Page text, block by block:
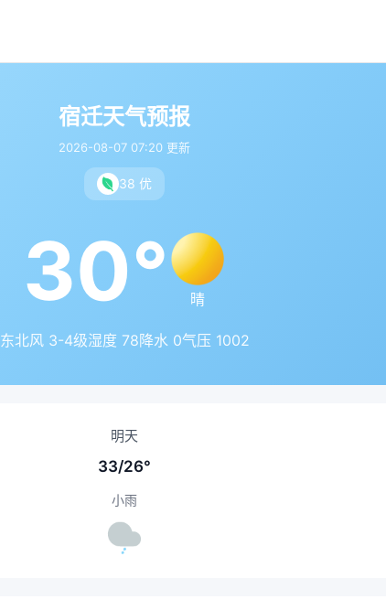
宿迁天气预报
2026-08-07 07:20 更新
38 优
30° 晴
东北风 3-4级湿度 78降水 0气压 1002
明天
33/26°
小雨